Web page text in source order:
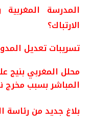
المدرسة
الارتباك؟
تسريبات تعديل
محلل المغربي
المباشر بسبب مخرج
بلاغ جديد من رئاسة